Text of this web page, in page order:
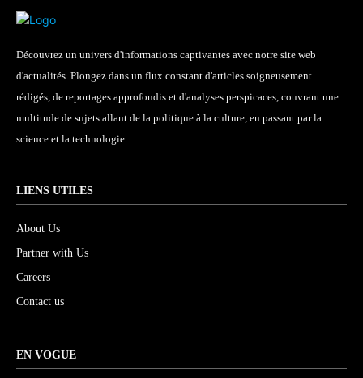
Découvrez un univers d'informations captivantes avec notre site web
d'actualités. Plongez dans un flux constant d'articles soigneusement
rédigés, de reportages approfondis et d'analyses perspicaces, couvrant une
multitude de sujets allant de la politique à la culture, en passant par la
science et la technologie
LIENS UTILES
About Us
Partner with Us
Careers
Contact us
EN VOGUE